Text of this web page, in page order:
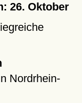
26. Oktober
Nordrhein-